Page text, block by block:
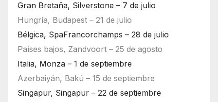
Gran Bretaña, Silverstone – 7 de julio
Hungría, Budapest – 21 de julio
Bélgica, SpaFrancorchamps – 28 de julio
Países bajos, Zandvoort – 25 de agosto
Italia, Monza – 1 de septiembre
Azerbaiyán, Bakú – 15 de septiembre
Singapur, Singapur – 22 de septiembre